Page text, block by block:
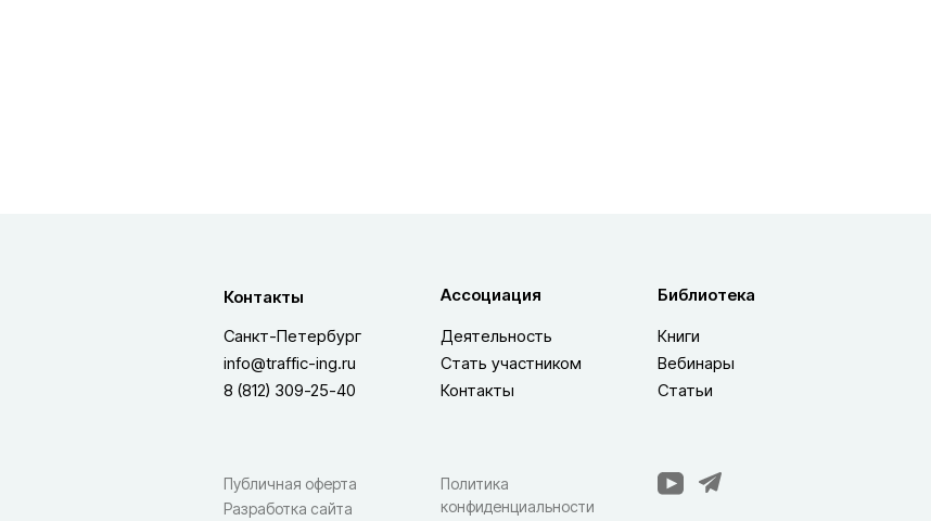
Политика
конфиденциальности
Публичная оферта
Разработка сайта
Санкт-Петербург
info@traffic-ing.ru
8 (812) 309-25-40
Деятельность
Стать участником
Контакты
Книги
Вебинары
Статьи
Ассоциация
Контакты Библиотека